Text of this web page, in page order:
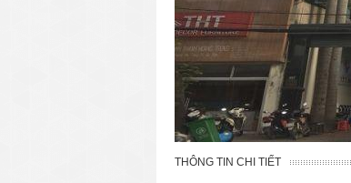
THÔNG TIN CHI TIẾT